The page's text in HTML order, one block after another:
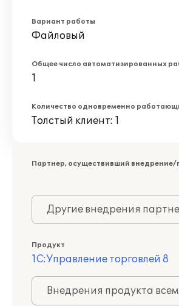
Вариант работы
Файловый
Общее число автоматизированных
1
Количество одновременно
Толстый клиент: 1
Партнер, осуществивший внедрение/
Другие внедрения
Продукт
1С:Управление торговлей 8
Внедрения продукта